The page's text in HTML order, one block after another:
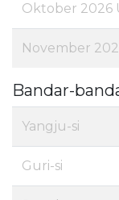
Oktober 2026
November
Bandar-
Yangju-si
Guri-si